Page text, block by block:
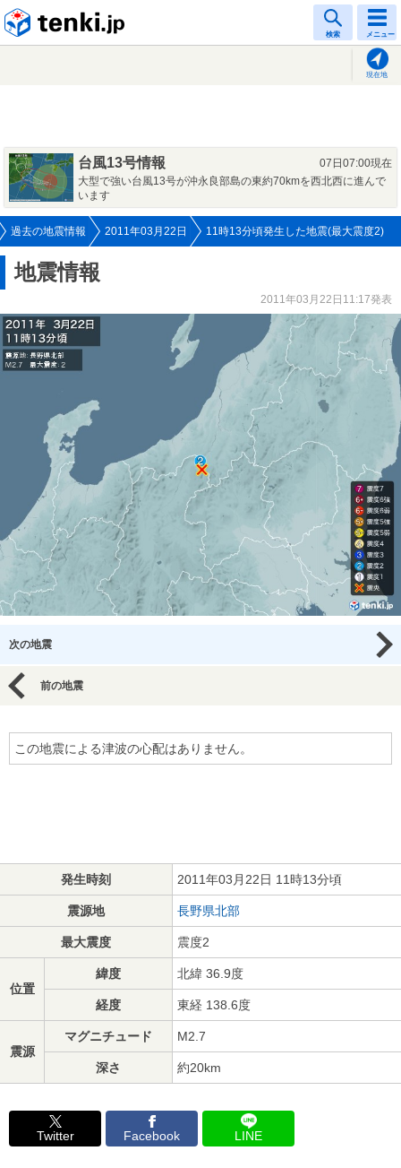
検索 メニュー
現在地
台風13号情報
07日07:00現在
大型で強い台風13号が沖永良部島の東約70kmを西北西に進んで
います
過去の地震情報 2011年03月22日 11時13分頃発生した地震(最大震度2)
地震情報
2011年03月22日11:17発表
次の地震
前の地震
この地震による津波の心配はありません。
発生時刻 2011年03月22日 11時13分頃
震源地 長野県北部
最大震度 震度2
位置
緯度 北緯 36.9度
経度 東経 138.6度
震源
マグニチュード M2.7
深さ 約20km
Twitter Facebook LINE